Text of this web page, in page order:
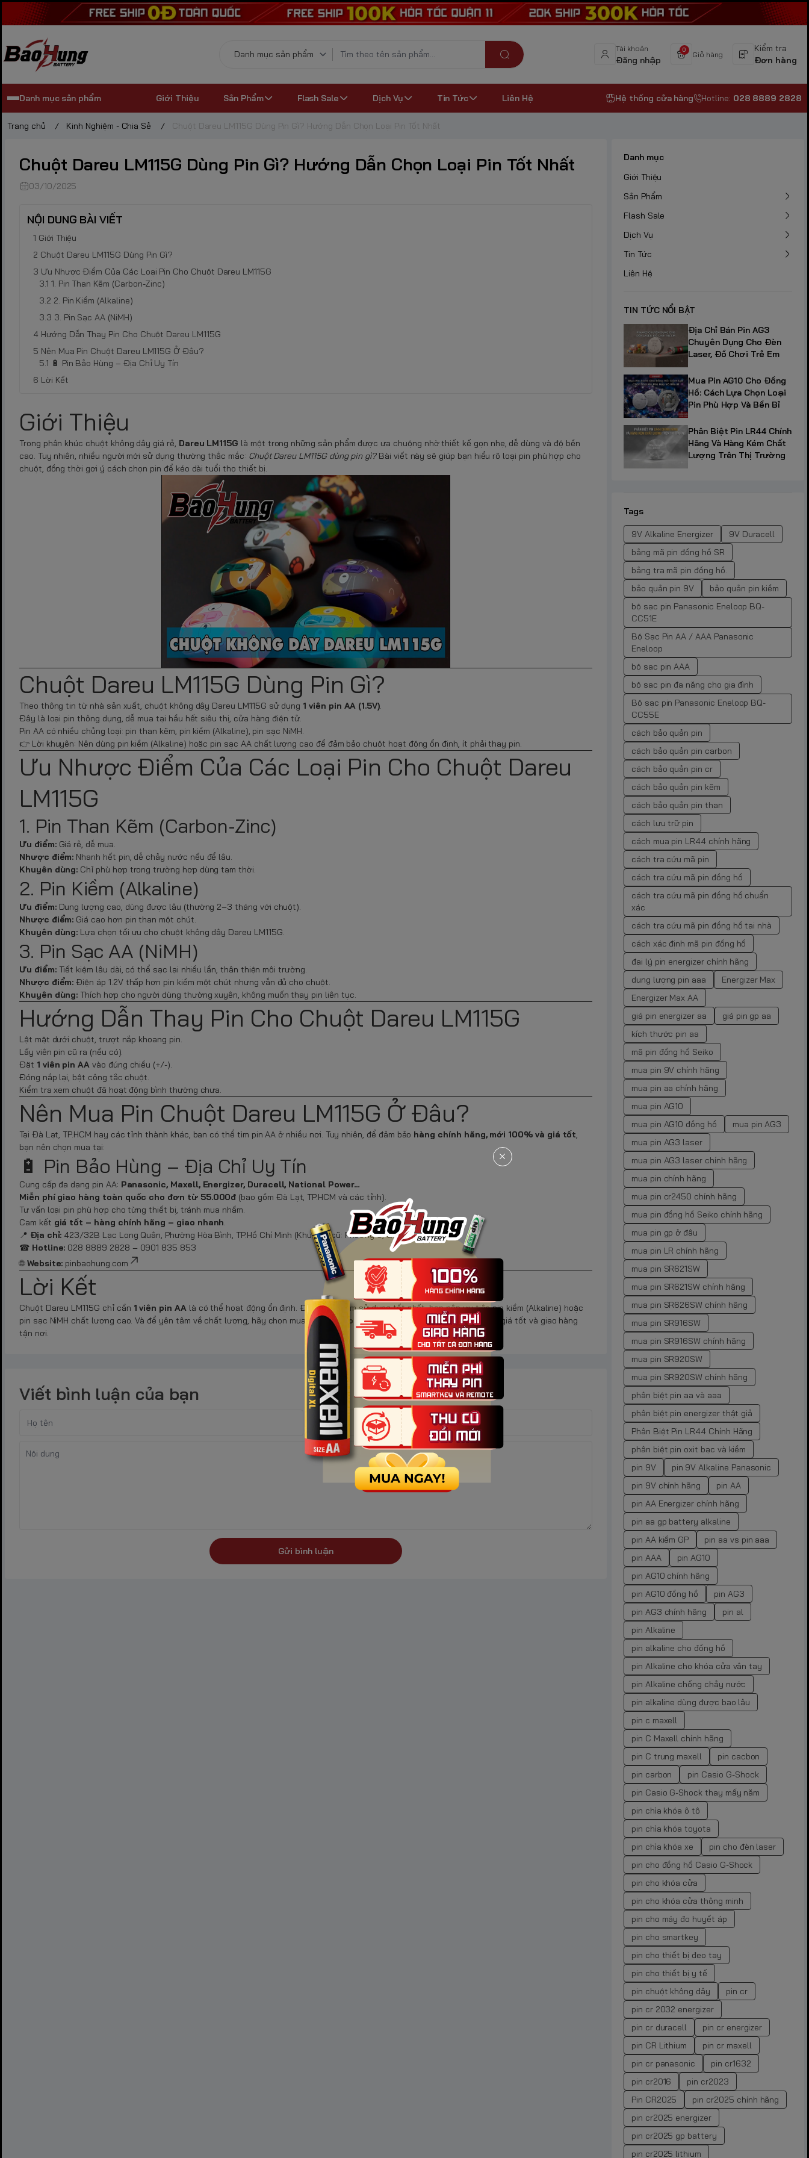
Tài khoản
Đăng nhập
0
Giỏ hàng
Kiểm tra
Đơn hàng
Danh mục sản phẩm Giới Thiệu Sản Phẩm Flash Sale Dịch Vụ Tin Tức Liên Hệ Hệ thống cửa hàng Hotline: 028 8889 2828
Trang chủ / Kinh Nghiệm - Chia Sẻ / Chuột Dareu LM115G Dùng Pin Gì? Hướng Dẫn Chọn Loại Pin Tốt Nhất
Chuột Dareu LM115G Dùng Pin Gì? Hướng Dẫn Chọn Loại Pin Tốt Nhất
03/10/2025
NỘI DUNG BÀI VIẾT
Giới Thiệu
Chuột Dareu LM115G Dùng Pin Gì?
Ưu Nhược Điểm Của Các Loại Pin Cho Chuột Dareu LM115G
1. Pin Than Kẽm (Carbon-Zinc)
2. Pin Kiềm (Alkaline)
3. Pin Sạc AA (NiMH)
Hướng Dẫn Thay Pin Cho Chuột Dareu LM115G
Nên Mua Pin Chuột Dareu LM115G Ở Đâu?
🔋 Pin Bảo Hùng – Địa Chỉ Uy Tín
Lời Kết
Giới Thiệu
Trong phân khúc chuột không dây giá rẻ, Dareu LM115G là một trong những sản phẩm được ưa chuộng nhờ thiết kế gọn nhẹ, dễ dùng và độ bền
cao. Tuy nhiên, nhiều người mới sử dụng thường thắc mắc: Chuột Dareu LM115G dùng pin gì?Bài viết này sẽ giúp bạn hiểu rõ loại pin phù hợp cho
chuột, đồng thời gợi ý cách chọn pin để kéo dài tuổi thọ thiết bị.
Chuột Dareu LM115G Dùng Pin Gì?
Theo thông tin từ nhà sản xuất, chuột không dây Dareu LM115G sử dụng 1 viên pin AA (1.5V).
Đây là loại pin thông dụng, dễ mua tại hầu hết siêu thị, cửa hàng điện tử.
Pin AA có nhiều chủng loại: pin than kẽm, pin kiềm (Alkaline), pin sạc NiMH.
👉 Lời khuyên: Nên dùng pin kiềm (Alkaline) hoặc pin sạc AA chất lượng cao để đảm bảo chuột hoạt động ổn định, ít phải thay pin.
Ưu Nhược Điểm Của Các Loại Pin Cho Chuột Dareu
LM115G
1. Pin Than Kẽm (Carbon-Zinc)
Ưu điểm:Giá rẻ, dễ mua.
Nhược điểm: Nhanh hết pin, dễ chảy nước nếu để lâu.
Khuyên dùng: Chỉ phù hợp trong trường hợp dùng tạm thời.
2. Pin Kiềm (Alkaline)
Ưu điểm:Dung lượng cao, dùng được lâu (thường 2–3 tháng với chuột).
Nhược điểm: Giá cao hơn pin than một chút.
Khuyên dùng: Lựa chọn tối ưu cho chuột không dây Dareu LM115G.
3. Pin Sạc AA (NiMH)
Ưu điểm:Tiết kiệm lâu dài, có thể sạc lại nhiều lần, thân thiện môi trường.
Nhược điểm: Điện áp 1.2V thấp hơn pin kiềm một chút nhưng vẫn đủ cho chuột.
Khuyên dùng: Thích hợp cho người dùng thường xuyên, không muốn thay pin liên tục.
Hướng Dẫn Thay Pin Cho Chuột Dareu LM115G
Lật mặt dưới chuột, trượt nắp khoang pin.
Lấy viên pin cũ ra (nếu có).
Đặt 1 viên pin AA vào đúng chiều (+/-).
Đóng nắp lại, bật công tắc chuột.
Kiểm tra xem chuột đã hoạt động bình thường chưa.
Nên Mua Pin Chuột Dareu LM115G Ở Đâu?
Tại Đà Lạt, TP.HCM hay các tỉnh thành khác, bạn có thể tìm pin AA ở nhiều nơi. Tuy nhiên, để đảm bảo hàng chính hãng, mới 100% và giá tốt,
bạn nên chọn mua tại:
🔋 Pin Bảo Hùng – Địa Chỉ Uy Tín
Cung cấp đa dạng pin AA: Panasonic, Maxell, Energizer, Duracell, National Power…
Miễn phí giao hàng toàn quốc cho đơn từ 55.000đ (bao gồm Đà Lạt, TP.HCM và các tỉnh).
Tư vấn loại pin phù hợp cho từng thiết bị, tránh mua nhầm.
Cam kết giá tốt – hàng chính hãng – giao nhanh.
📍 Địa chỉ: 423/32B Lạc Long Quân, Phường Hòa Bình, TP.Hồ Chí Minh (Khu vực cũ: Phường 5, Quận 11)
☎ Hotline: 028 8889 2828 – 0901 835 853
🌐Website: pinbaohung.com
Lời Kết
Chuột Dareu LM115G chỉ cần 1 viên pin AAlà có thể hoạt động ổn định. Để trải nghiệm sử dụng tốt nhất, bạn nên ưu tiên pin kiềm (Alkaline) hoặc
pin sạc NiMH chất lượng cao. Và để yên tâm về chất lượng, hãy chọn mua tại
Pin Bảo Hùng– nơi cung cấp pin chính hãng, giá tốt và giao hàng
tận nơi.
Viết bình luận của bạn
Gửi bình luận
Danh mục
Giới Thiệu
Sản Phẩm
Flash Sale
Dịch Vụ
Tin Tức
Liên Hệ
TIN TỨC NỔI BẬT
Địa Chỉ Bán Pin AG3
Chuyên Dụng Cho Đèn
Laser, Đồ Chơi Trẻ Em
Mua Pin AG10 Cho Đồng
Hồ: Cách Lựa Chọn Loại
Pin Phù Hợp Và Bền Bỉ
Phân Biệt Pin LR44 Chính
Hãng Và Hàng Kém Chất
Lượng Trên Thị Trường
Tags
9V Alkaline Energizer
9V Duracell
bảng mã pin đồng hồ SR
bảng tra mã pin đồng hồ.
bảo quản pin 9V
bảo quản pin kiềm
bộ sạc pin Panasonic Eneloop BQ-
CC51E
Bộ Sạc Pin AA / AAA Panasonic
Eneloop
bộ sạc pin AAA
bộ sạc pin đa năng cho gia đình
Bộ sạc pin Panasonic Eneloop BQ-
CC55E
cách bảo quản pin
cách bảo quản pin carbon
cách bảo quản pin cr
cách bảo quản pin kẽm
cách bảo quản pin than
cách lưu trữ pin
cách mua pin LR44 chính hãng
cách tra cứu mã pin
cách tra cứu mã pin đồng hồ
cách tra cứu mã pin đồng hồ chuẩn
xác
cách tra cứu mã pin đồng hồ tại nhà
cách xác định mã pin đồng hồ
đại lý pin energizer chính hãng
dung lượng pin aaa
Energizer Max
Energizer Max AA
giá pin energizer aa
giá pin gp aa
kích thước pin aa
mã pin đồng hồ Seiko
mua pin 9V chính hãng
mua pin aa chính hãng
mua pin AG10
mua pin AG10 đồng hồ
mua pin AG3
mua pin AG3 laser
mua pin AG3 laser chính hãng
mua pin chính hãng
mua pin cr2450 chính hãng
mua pin đồng hồ Seiko chính hãng
mua pin gp ở đâu
mua pin LR chính hãng
mua pin SR621SW
mua pin SR621SW chính hãng
mua pin SR626SW chính hãng
mua pin SR916SW
mua pin SR916SW chính hãng
mua pin SR920SW
mua pin SR920SW chính hãng
phân biệt pin aa và aaa
phân biệt pin energizer thật giả
Phân Biệt Pin LR44 Chính Hãng
phân biệt pin oxit bạc và kiềm
pin 9V
pin 9V Alkaline Panasonic
pin 9V chính hãng
pin AA
pin AA Energizer chính hãng
pin aa gp battery alkaline
pin AA kiềm GP
pin aa vs pin aaa
pin AAA
pin AG10
pin AG10 chính hãng
pin AG10 đồng hồ
pin AG3
pin AG3 chính hãng
pin al
pin Alkaline
pin alkaline cho đồng hồ
pin Alkaline cho khóa cửa vân tay
pin Alkaline chống chảy nước
pin alkaline dùng được bao lâu
pin c maxell
pin C Maxell chính hãng
pin C trung maxell
pin cacbon
pin carbon
pin Casio G-Shock
pin Casio G-Shock thay mấy năm
pin chìa khóa ô tô
pin chìa khóa toyota
pin chìa khóa xe
pin cho đèn laser
pin cho đồng hồ Casio G-Shock
pin cho khóa cửa
pin cho khóa cửa thông minh
pin cho máy đo huyết áp
pin cho smartkey
pin cho thiết bị đeo tay
pin cho thiết bị y tế
pin chuột không dây
pin cr
pin cr 2032 energizer
pin cr duracell
pin cr energizer
pin CR Lithium
pin cr maxell
pin cr panasonic
pin cr1632
pin cr2016
pin cr2023
Pin CR2025
pin cr2025 chính hãng
pin cr2025 energizer
pin cr2025 gp battery
pin cr2025 lithium